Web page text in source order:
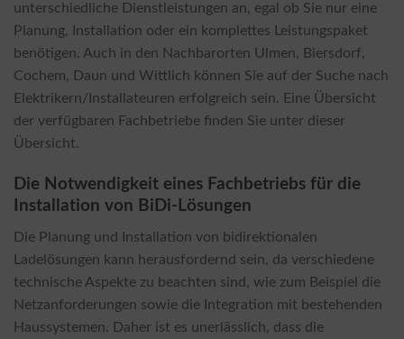
unterschiedliche Dienstleistungen an, egal ob Sie nur eine
Planung, Installation oder ein komplettes Leistungspaket
benötigen. Auch in den Nachbarorten Ulmen, Biersdorf,
Cochem, Daun und Wittlich können Sie auf der Suche nach
Elektrikern/Installateuren erfolgreich sein. Eine Übersicht
der verfügbaren Fachbetriebe finden Sie unter dieser
Übersicht.
Die Notwendigkeit eines Fachbetriebs für die
Installation von BiDi-Lösungen
Die Planung und Installation von bidirektionalen
Ladelösungen kann herausfordernd sein, da verschiedene
technische Aspekte zu beachten sind, wie zum Beispiel die
Netzanforderungen sowie die Integration mit bestehenden
Haussystemen. Daher ist es unerlässlich, dass die